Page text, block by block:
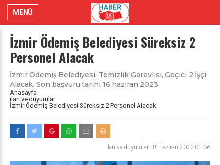
MENÜ
İzmir Ödemiş Belediyesi Süreksiz 2
Personel Alacak
İzmir Ödemiş Belediyesi, Temizlik Görevlisi, Geçici 2 İşçi
Alacak. Son başvuru tarihi 16 haziran 2023
Anasayfa
ilan ve duyurular
İzmir Ödemiş Belediyesi Süreksiz 2 Personel Alacak
ilan ve duyurular - 8 Haziran 2023 01:36